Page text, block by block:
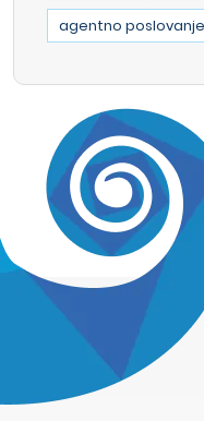
agentno poslovanje